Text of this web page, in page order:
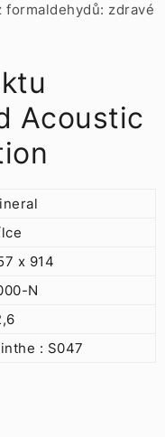
formaldehydů: zdravé
Acoustic
x 914
N
: S047